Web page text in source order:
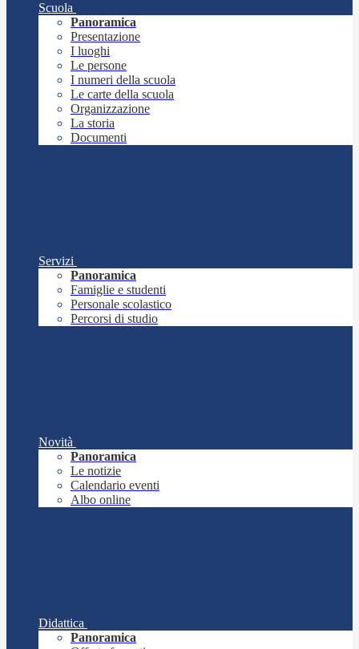
Scuola
Panoramica
Presentazione
I luoghi
Le persone
I numeri della scuola
Le carte della scuola
Organizzazione
La storia
Documenti
Servizi
Panoramica
Famiglie e studenti
Personale scolastico
Percorsi di studio
Novità
Panoramica
Le notizie
Calendario eventi
Albo online
Didattica
Panoramica